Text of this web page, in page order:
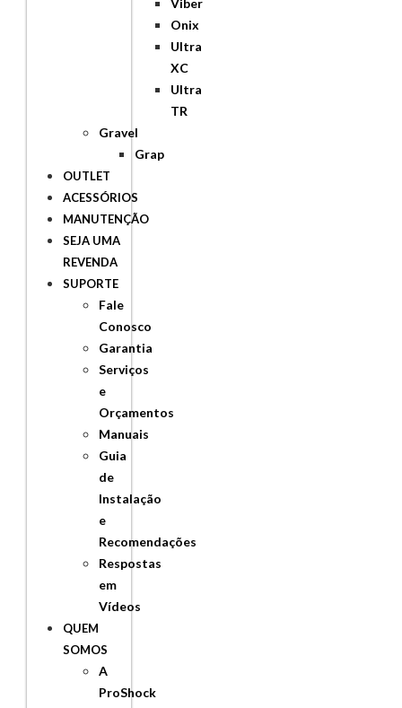
Viber
Onix
Ultra
XC
Ultra
TR
Gravel
Grap
OUTLET
ACESSÓRIOS
MANUTENÇÃO
SEJA UMA
REVENDA
SUPORTE
Fale
Conosco
Garantia
Serviços
e
Orçamentos
Manuais
Guia
de
Instalação
e
Recomendações
Respostas
em
Vídeos
QUEM
SOMOS
A
ProShock